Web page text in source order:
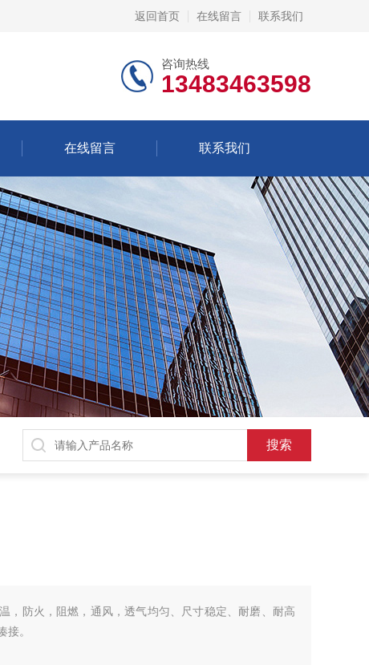
返回首页 在线留言 联系我们
咨询热线
13483463598
在线留言 联系我们
，防火，阻燃，通风，透气均匀、尺寸稳定、耐磨、耐高
。